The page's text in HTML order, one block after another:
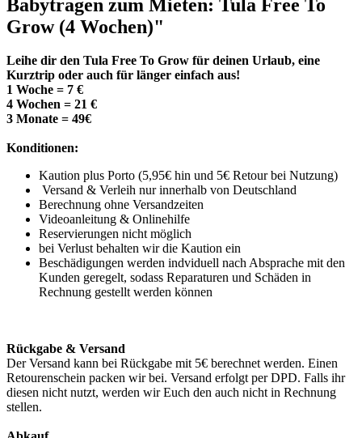
Babytragen zum Mieten: Tula Free To
Grow (4 Wochen)"
Leihe dir den Tula Free To Grow für deinen Urlaub, eine
Kurztrip oder auch für länger einfach aus!
1 Woche = 7 €
4 Wochen = 21 €
3 Monate = 49€
Konditionen:
Kaution plus Porto (5,95€ hin und 5€ Retour bei Nutzung)
Versand & Verleih nur innerhalb von Deutschland
Berechnung ohne Versandzeiten
Videoanleitung & Onlinehilfe
Reservierungen nicht möglich
bei Verlust behalten wir die Kaution ein
Beschädigungen werden indviduell nach Absprache mit den
Kunden geregelt, sodass Reparaturen und Schäden in
Rechnung gestellt werden können
Rückgabe & Versand
Der Versand kann bei Rückgabe mit 5€ berechnet werden. Einen
Retourenschein packen wir bei. Versand erfolgt per DPD. Falls ihr
diesen nicht nutzt, werden wir Euch den auch nicht in Rechnung
stellen.